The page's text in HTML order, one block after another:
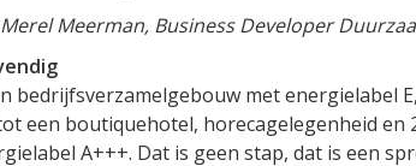
Meerman, Business Developer
bedrijfsverzamelgebouw met energielabel
een boutiquehotel, horecagelegenheid en
A+++. Dat is geen stap, dat is een